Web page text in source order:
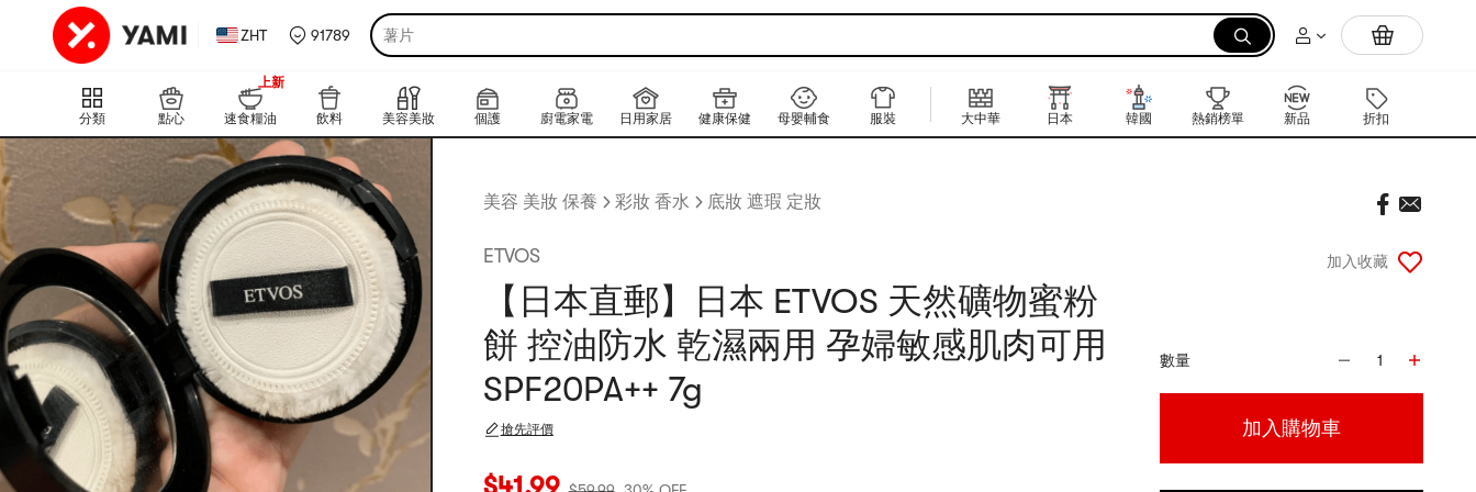
ZHT 91789 薯片 拉麵
分類 點心 速食糧油
上新
999+
飲料
美容美妝 個護 廚電家電 日用家居 健康保健 母嬰輔食 服裝 大中華 日本 韓國 熱銷榜單 新品 折扣
美容 美妝 保養 彩妝 香水 底妝 遮瑕 定妝
ETVOS
【日本直郵】日本 ETVOS 天然礦物蜜粉
餅 控油防水 乾濕兩用 孕婦敏感肌肉可用
SPF20PA++ 7g
搶先評價
當前價格：$41.99
加入收藏
數量 1
加入購物車